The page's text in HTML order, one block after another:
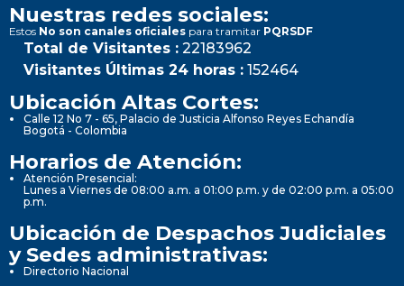
Nuestras redes sociales:
Estos No son canales oficiales para tramitar PQRSDF
Total de Visitantes : 22183962
Visitantes Últimas 24 horas : 152464
Ubicación Altas Cortes:
Calle 12 No 7 - 65, Palacio de Justicia Alfonso Reyes Echandía
Bogotá - Colombia
Horarios de Atención:
Atención Presencial:
Lunes a Viernes de 08:00 a.m. a 01:00 p.m. y de 02:00 p.m. a 05:00
p.m.
Ubicación de Despachos Judiciales
y Sedes administrativas:
Directorio Nacional